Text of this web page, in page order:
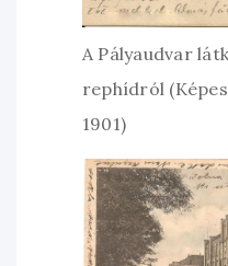
A Pályaudvar
rephídról
1901)